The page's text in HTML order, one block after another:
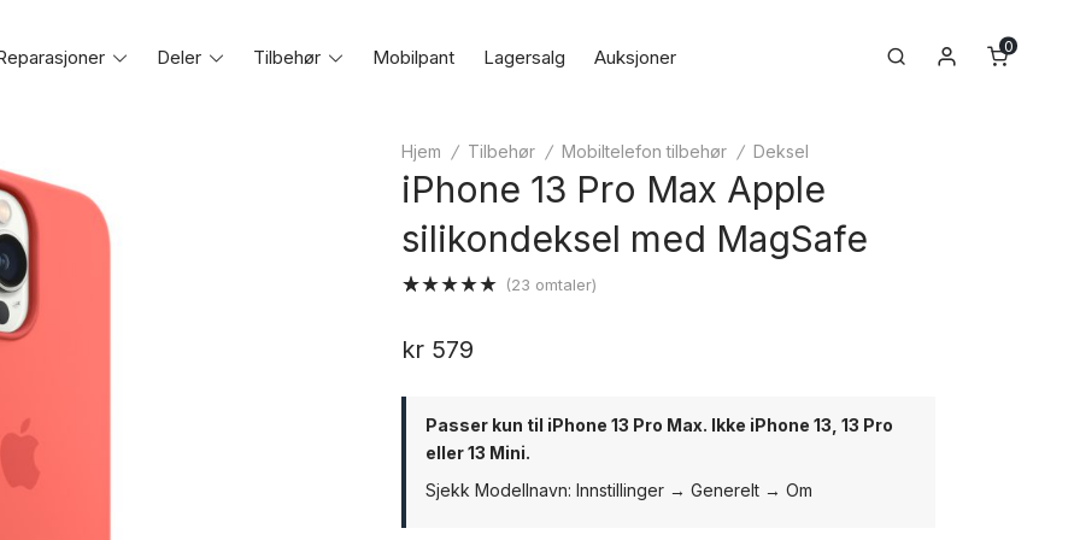
ToggleDeler
ToggleTilbehør
ToggleMobilpant Lagersalg Auksjoner Search Min konto
0
Hjem / Tilbehør / Mobiltelefon tilbehør / Deksel
iPhone 13 Pro Max Apple
silikondeksel med MagSafe
basert på
(23 omtaler)
kr579
Passer kun til iPhone 13 Pro Max. Ikke iPhone 13, 13 Pro
eller 13 Mini.
Sjekk Modellnavn: Innstillinger → Generelt → Om